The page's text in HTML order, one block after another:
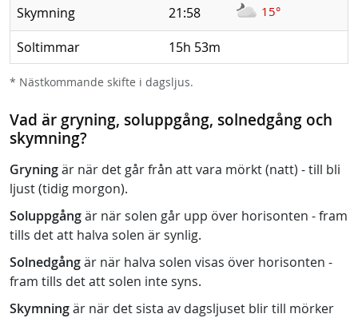
Skymning 21:58 15°
Soltimmar 15h 53m
* Nästkommande skifte i dagsljus.
Vad är gryning, soluppgång, solnedgång och
skymning?
Gryningär när det går från att vara mörkt (natt) - till bli
ljust (tidig morgon).
Soluppgångär när solen går upp över horisonten - fram
tills det att halva solen är synlig.
Solnedgångär när halva solen visas över horisonten -
fram tills det att solen inte syns.
Skymningär när det sista av dagsljuset blir till mörker